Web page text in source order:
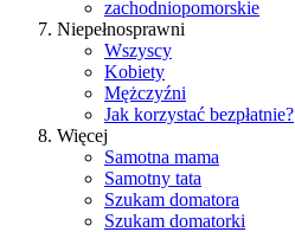
zachodniopomorskie
Niepełnosprawni
Wszyscy
Kobiety
Mężczyźni
Jak korzystać bezpłatnie?
Więcej
Samotna mama
Samotny tata
Szukam domatora
Szukam domatorki